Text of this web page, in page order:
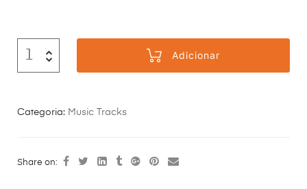
Adicionar
Categoria: Music Tracks
Share on: